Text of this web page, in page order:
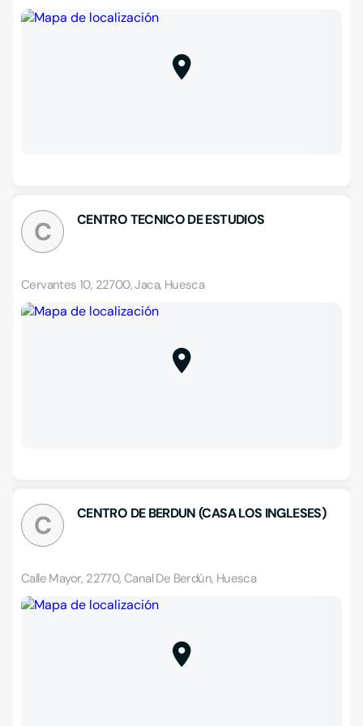
C CENTRO TECNICO DE ESTUDIOS
Cervantes 10, 22700, Jaca, Huesca
C CENTRO DE BERDUN (CASA LOS INGLESES)
Calle Mayor, 22770, Canal De Berdún, Huesca